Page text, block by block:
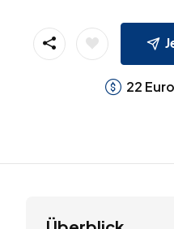
22 Euro